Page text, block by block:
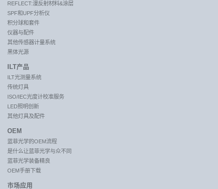
REFLECT:漫反射材料&涂层
SPF和UPF分析仪
积分球和套件
仪器与配件
其他传感器计量系统
黑体光源
ILT产品
ILT光测量系统
传统灯具
ISO/IEC光度计校准服务
LED照明创新
其他灯具及配件
OEM
蓝菲光学的OEM流程
是什么让蓝菲光学与众不同
蓝菲光学装备精良
OEM手册下载
市场应用